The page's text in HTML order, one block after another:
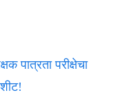
पात्रता परीक्षेचा